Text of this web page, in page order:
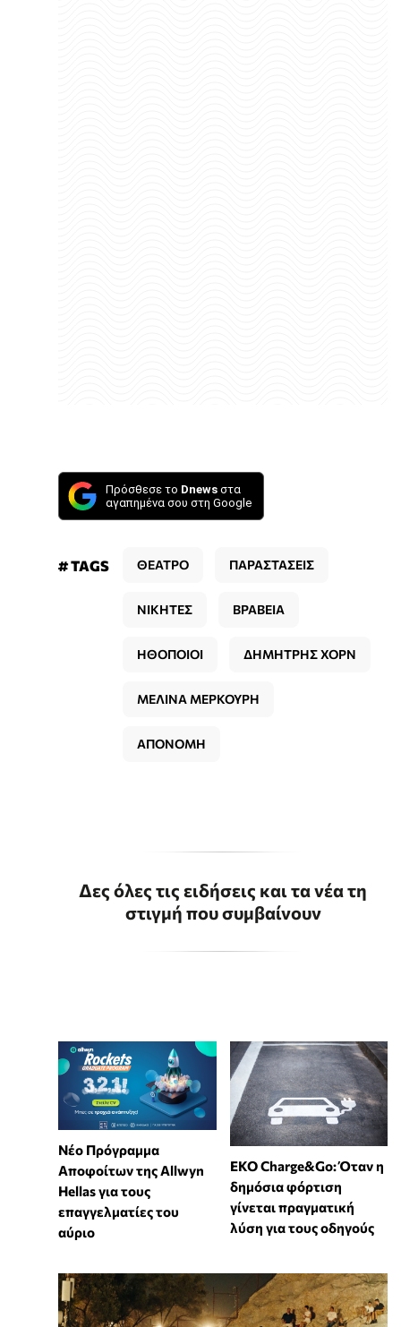
Πρόσθεσε το Dnews στα
αγαπημένα σου στη Google
# TAGS ΘΕΑΤΡΟ ΠΑΡΑΣΤΑΣΕΙΣ
ΝΙΚΗΤΕΣ ΒΡΑΒΕΙΑ
ΗΘΟΠΟΙΟΙ ΔΗΜΗΤΡΗΣ ΧΟΡΝ
ΜΕΛΙΝΑ ΜΕΡΚΟΥΡΗ
ΑΠΟΝΟΜΗ
Δες όλες τις ειδήσεις και τα νέα τη
στιγμή που συμβαίνουν
Νέο Πρόγραμμα
Αποφοίτων της Allwyn
Hellas για τους
επαγγελματίες του
αύριο
EKO Charge&Go: Όταν η
δημόσια φόρτιση
γίνεται πραγματική
λύση για τους οδηγούς